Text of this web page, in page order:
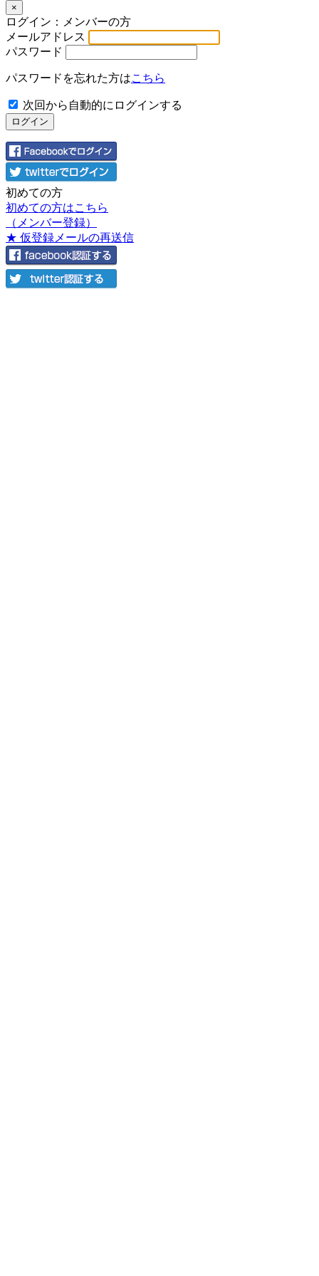
×
ログイン：メンバーの方
メールアドレス
パスワード
パスワードを忘れた方はこちら
次回から自動的にログインする
初めての方
初めての方はこちら
（メンバー登録）
★ 仮登録メールの再送信